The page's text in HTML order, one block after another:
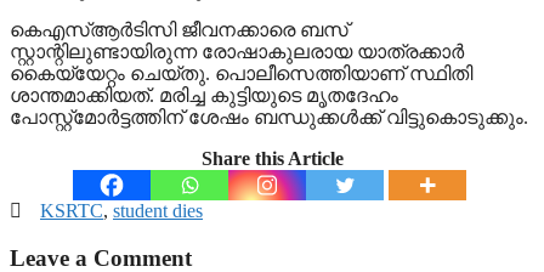
കെഎസ്ആർടിസി ജീവനക്കാരെ ബസ്
സ്റ്റാന്റിലുണ്ടായിരുന്ന രോഷാകുലരായ യാത്രക്കാർ
കൈയ്യേറ്റം ചെയ്തു. പൊലീസെത്തിയാണ് സ്ഥിതി
ശാന്തമാക്കിയത്. മരിച്ച കുട്ടിയുടെ മൃതദേഹം
പോസ്റ്റ്‌മോർട്ടത്തിന് ശേഷം ബന്ധുക്കൾക്ക് വിട്ടുകൊടുക്കും.
Share this Article
KSRTC, student dies
Leave a Comment